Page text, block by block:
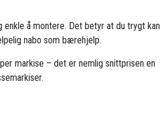
enkle å montere. Det betyr at du trygt kan
nabo som bærehjelp.
markise – det er nemlig snittprisen en